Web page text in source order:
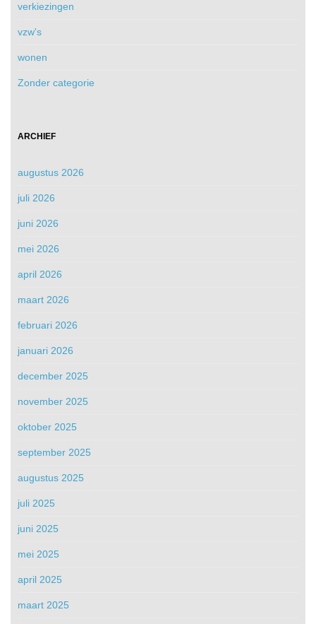
verkiezingen
vzw's
wonen
Zonder categorie
ARCHIEF
augustus 2026
juli 2026
juni 2026
mei 2026
april 2026
maart 2026
februari 2026
januari 2026
december 2025
november 2025
oktober 2025
september 2025
augustus 2025
juli 2025
juni 2025
mei 2025
april 2025
maart 2025